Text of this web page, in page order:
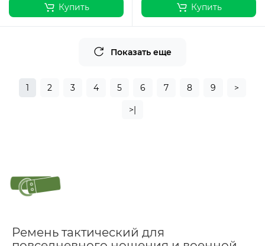
Купить Купить
Показать еще
1 2 3 4 5 6 7 8 9 >
>|
Ремень тактический для